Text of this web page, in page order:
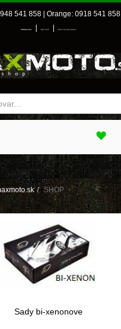
541 858 | Orange: 0918 541 858
Prihlásenie Môj účet Môj zoznam prianí
MENU
SHOP
Sady bi-xenonove